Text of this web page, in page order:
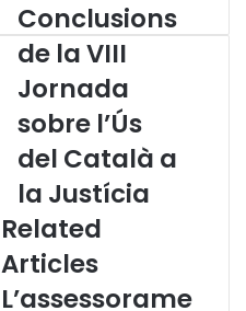
C
o
n
u
s
s
d
e
Conclusions
de la VIII
Jornada
sobre l’Ús
del Català a
la Justícia
Related
Articles
L’assessorame